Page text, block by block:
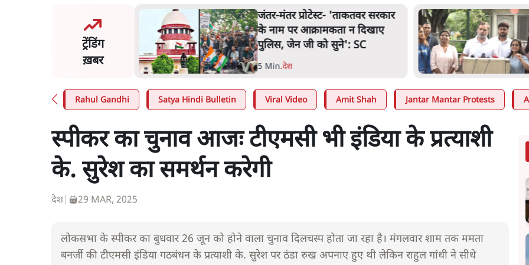
ट्रेंडिंग
ख़बर
प्रोटेस्ट- 'ताकतवर सरकार
पर आक्रामकता न दिखाए
जेन जी को सुने': SC
जंतर मंतर प्रोटेस्ट: 'युवाओं को
प्रताड़ित किया जा रहा है, पर मोदी-
शाह में बोलने की हिम्मत नहीं'- राहुल
7 Min.देश
Rahul Gandhi Satya Hindi Bulletin Viral Video Amit Shah Jantar Mantar Protests
स्पीकर का चुनाव आजः टीएमसी भी इंडिया के प्रत्याशी
के. सुरेश का समर्थन करेगी
देश 29 MAR, 2025
लोकसभा के स्पीकर का बुधवार 26 जून को होने वाला चुनाव दिलचस्प होता जा रहा है। मंगलवार शाम तक ममता
बनर्जी की टीएमसी इंडिया गठबंधन के प्रत्याशी के. सुरेश पर ठंडा रुख अपनाए हुए थी लेकिन राहुल गांधी ने सीधे